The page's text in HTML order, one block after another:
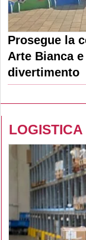
Prosegue la
Arte Bianca
divertimento
LOGISTICA